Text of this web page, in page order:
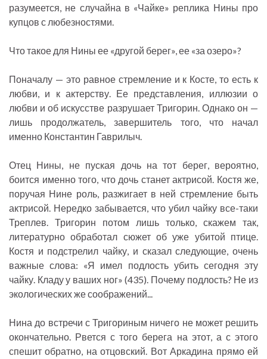
разумеется, не случайна в «Чайке» реплика Нины про
купцов с любезностями.
Что такое для Нины ее «другой берег», ее «за озеро»?
Поначалу — это равное стремление и к Косте, то есть к
любви, и к актерству. Ее представления, иллюзии о
любви и об искусстве разрушает Тригорин. Однако он —
лишь продолжатель, завершитель того, что начал
именно Константин Гаврилыч.
Отец Нины, не пуская дочь на тот берег, вероятно,
боится именно того, что дочь станет актрисой. Костя же,
поручая Нине роль, разжигает в ней стремление быть
актрисой. Нередко забывается, что убил чайку все-таки
Треплев. Тригорин потом лишь только, скажем так,
литературно обработал сюжет об уже убитой птице.
Костя и подстрелил чайку, и сказал следующие, очень
важные слова: «Я имел подлость убить сегодня эту
чайку. Кладу у ваших ног» (435). Почему подлость? Не из
экологических же соображений...
Нина до встречи с Тригориным ничего не может решить
окончательно. Рвется с того берега на этот, а с этого
спешит обратно, на отцовский. Вот Аркадина прямо ей